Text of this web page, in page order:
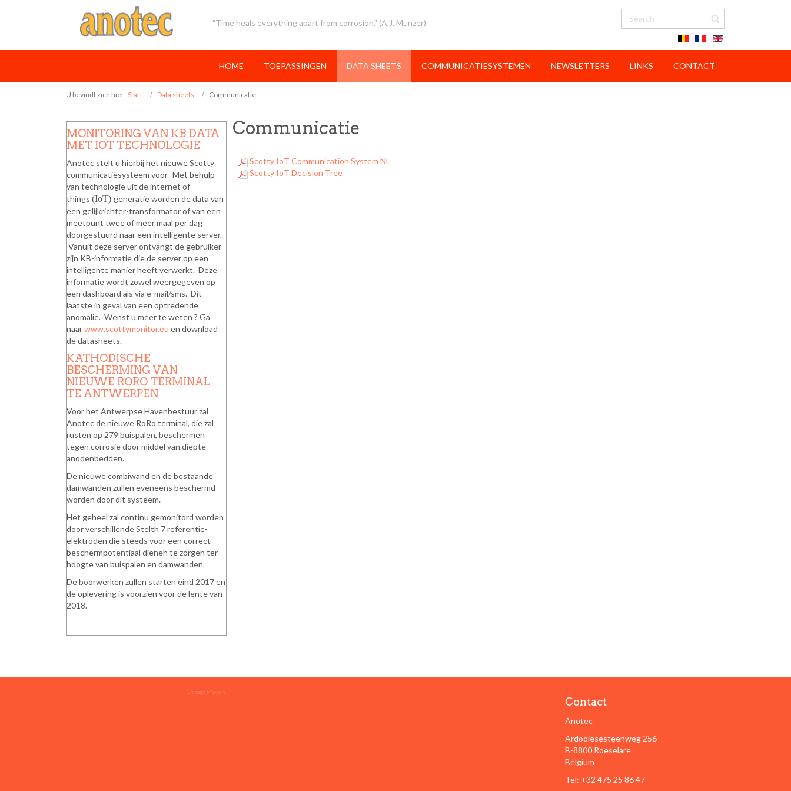
"Time heals everything apart from corrosion." (A.J. Munzer)
HOME TOEPASSINGEN DATA SHEETS COMMUNICATIESYSTEMEN NEWSLETTERS LINKS CONTACT
U bevindt zich hier: Start Data sheets Communicatie
MONITORING VAN KB DATA
MET IOT TECHNOLOGIE
Anotec stelt u hierbij het nieuwe Scotty
communicatiesysteem voor. Met behulp
van technologie uit de internet of
things (IoT) generatie worden de data van
een gelijkrichter-transformator of van een
meetpunt twee of meer maal per dag
doorgestuurd naar een intelligente server.
Vanuit deze server ontvangt de gebruiker
zijn KB-informatie die de server op een
intelligente manier heeft verwerkt. Deze
informatie wordt zowel weergegeven op
een dashboard als via e-mail/sms. Dit
laatste in geval van een optredende
anomalie. Wenst u meer te weten ? Ga
naarwww.scottymonitor.eu en download
de datasheets.
KATHODISCHE
BESCHERMING VAN
NIEUWE RORO TERMINAL
TE ANTWERPEN
Voor het Antwerpse Havenbestuur zal
Anotec de nieuwe RoRo terminal, die zal
rusten op 279 buispalen, beschermen
tegen corrosie door middel van diepte
anodenbedden.
De nieuwe combiwand en de bestaande
damwanden zullen eveneens beschermd
worden door dit systeem.
Het geheel zal continu gemonitord worden
door verschillende Stelth 7 referentie-
elektroden die steeds voor een correct
beschermpotentiaal dienen te zorgen ter
hoogte van buispalen en damwanden.
De boorwerken zullen starten eind 2017 en
de oplevering is voorzien voor de lente van
2018.
Communicatie
Scotty IoT Communication System NL
Scotty IoT Decision Tree
Chicago Movers
Contact
Anotec
Ardooiesesteenweg 256
B-8800 Roeselare
Belgium
Tel: +32 475 25 86 47